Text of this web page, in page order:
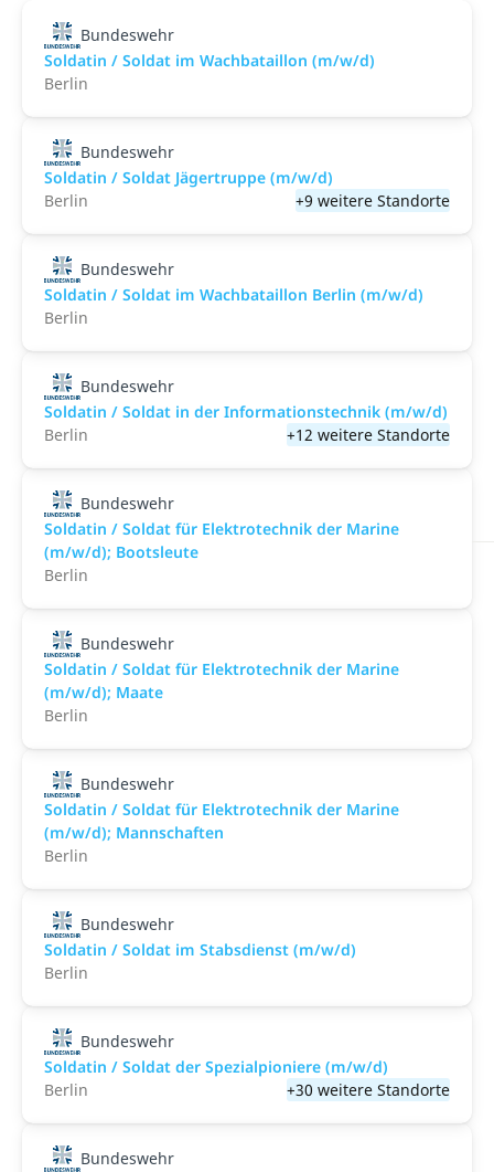
Bundeswehr
Soldatin / Soldat im Wachbataillon (m/w/d)
Berlin
Bundeswehr
Soldatin / Soldat Jägertruppe (m/w/d)
Berlin
+9 weitere Standorte
Bundeswehr
Soldatin / Soldat im Wachbataillon Berlin (m/w/d)
Berlin
Bundeswehr
Soldatin / Soldat in der Infor­mations­technik (m/w/d)
Berlin
+12 weitere Standorte
Bundeswehr
Soldatin / Soldat für Elektro­technik der Marine
(m/w/d); Bootsleute
Berlin
Bundeswehr
Soldatin / Soldat für Elektro­technik der Marine
(m/w/d); Maate
Berlin
Bundeswehr
Soldatin / Soldat für Elektro­technik der Marine
(m/w/d); Mannschaften
Berlin
Bundeswehr
Soldatin / Soldat im Stabs­dienst (m/w/d)
Berlin
Bundeswehr
Soldatin / Soldat der Spezialpioniere (m/w/d)
Berlin
+30 weitere Standorte
Bundeswehr